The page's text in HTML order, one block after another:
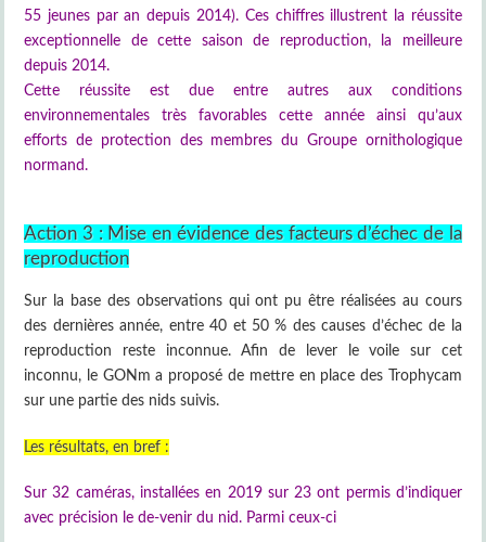
55 jeunes par an depuis 2014). Ces chiffres illustrent la réussite
exceptionnelle de cette saison de reproduction, la meilleure
depuis 2014.
Cette réussite est due entre autres aux conditions
environnementales très favorables cette année ainsi qu’aux
efforts de protection des membres du Groupe ornithologique
normand.
Action 3 : Mise en évidence des facteurs d’échec de la
reproduction
Sur la base des observations qui ont pu être réalisées au cours
des dernières année, entre 40 et 50 % des causes d’échec de la
reproduction reste inconnue. Afin de lever le voile sur cet
inconnu, le GONm a proposé de mettre en place des Trophycam
sur une partie des nids suivis.
Les résultats, en bref :
Sur 32 caméras, installées en 2019 sur 23 ont permis d’indiquer
avec précision le de-venir du nid. Parmi ceux-ci